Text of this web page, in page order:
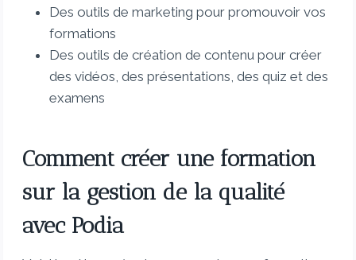
Des outils de marketing pour promouvoir vos
formations
Des outils de création de contenu pour créer
des vidéos, des présentations, des quiz et des
examens
Comment créer une formation
sur la gestion de la qualité
avec Podia